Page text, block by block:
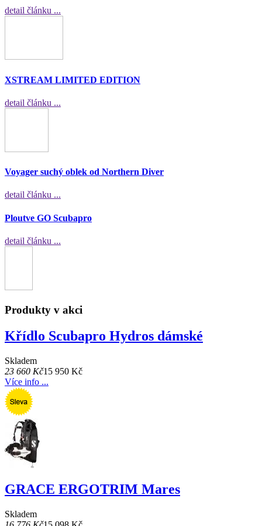
detail článku ...
XSTREAM LIMITED EDITION
detail článku ...
Voyager suchý oblek od Northern Diver
detail článku ...
Ploutve GO Scubapro
detail článku ...
Produkty v akci
Křídlo Scubapro Hydros dámské
Skladem
23 660 Kč15 950 Kč
Více info ...
GRACE ERGOTRIM Mares
Skladem